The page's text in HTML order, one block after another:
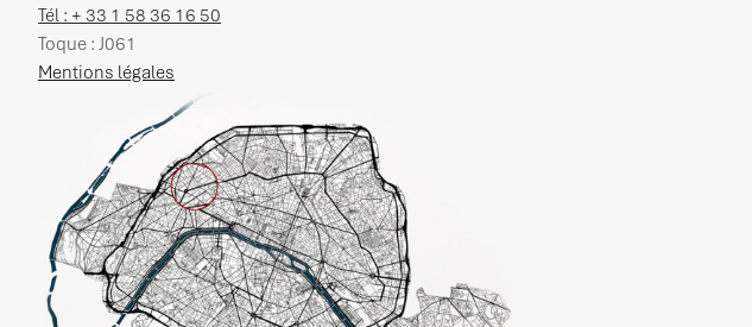
Tél : + 33 1 58 36 16 50
Toque : J061
Mentions légales